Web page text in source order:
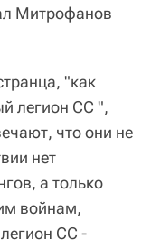
Митрофанов
"как
легион СС ",
что они не
нет
а только
войнам,
СС -